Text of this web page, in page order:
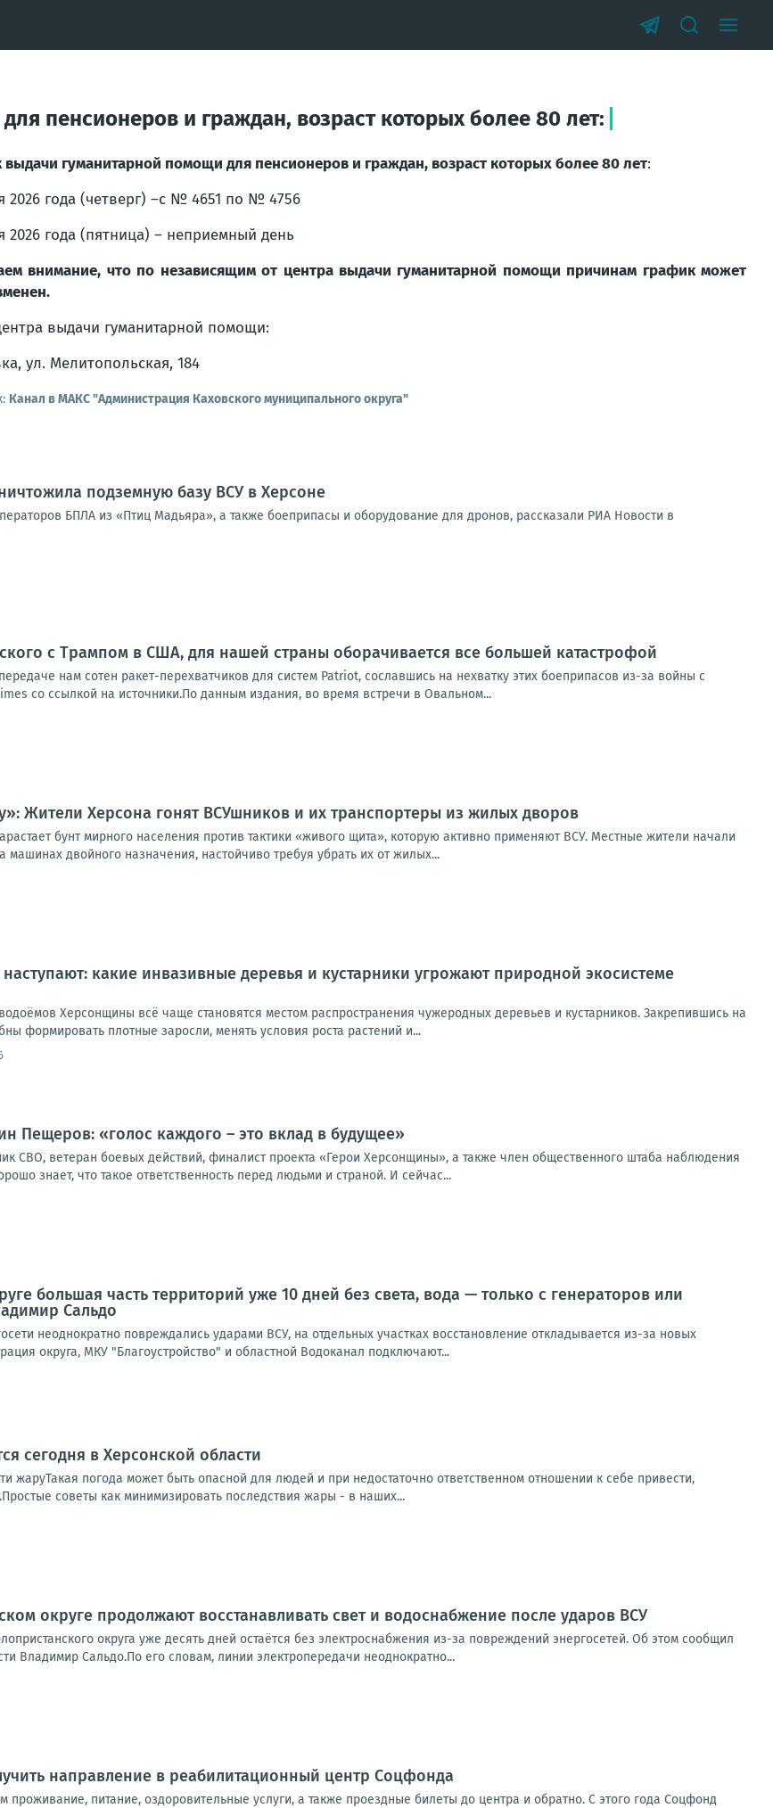
пенсионеров и граждан, возраст которых более 80 лет:
гуманитарной помощи для пенсионеров и граждан, возраст которых более 80 лет:
2026 года (четверг) –с № 4651 по № 4756
2026 года (пятница) – неприемный день
внимание, что по независящим от центра выдачи гуманитарной помощи причинам график может
выдачи гуманитарной помощи:
ул. Мелитопольская, 184
Канал в МАКС "Администрация Каховского муниципального округа"
подземную базу ВСУ в Херсоне
БПЛА из «Птиц Мадьяра», а также боеприпасы и оборудование для дронов, рассказали РИА Новости в
с Трампом в США, для нашей страны оборачивается все большей катастрофой
нам сотен ракет-перехватчиков для систем Patriot, сославшись на нехватку этих боеприпасов из-за войны с
со ссылкой на источники.По данным издания, во время встречи в Овальном...
Жители Херсона гонят ВСУшников и их транспортеры из жилых дворов
бунт мирного населения против тактики «живого щита», которую активно применяют ВСУ. Местные жители начали
машинах двойного назначения, настойчиво требуя убрать их от жилых...
какие инвазивные деревья и кустарники угрожают природной экосистеме
Херсонщины всё чаще становятся местом распространения чужеродных деревьев и кустарников. Закрепившись на
формировать плотные заросли, менять условия роста растений и...
Пещеров: «голос каждого – это вклад в будущее»
СВО, ветеран боевых действий, финалист проекта «Герои Херсонщины», а также член общественного штаба наблюдения
знает, что такое ответственность перед людьми и страной. И сейчас...
большая часть территорий уже 10 дней без света, вода — только с генераторов или
Сальдо
неоднократно повреждались ударами ВСУ, на отдельных участках восстановление откладывается из-за новых
округа, МКУ "Благоустройство" и областной Водоканал подключают...
сегодня в Херсонской области
жаруТакая погода может быть опасной для людей и при недостаточно ответственном отношении к себе привести,
советы как минимизировать последствия жары - в наших...
округе продолжают восстанавливать свет и водоснабжение после ударов ВСУ
округа уже десять дней остаётся без электроснабжения из-за повреждений энергосетей. Об этом сообщил
Владимир Сальдо.По его словам, линии электропередачи неоднократно...
направление в реабилитационный центр Соцфонда
проживание, питание, оздоровительные услуги, а также проездные билеты до центра и обратно. С этого года Соцфонд